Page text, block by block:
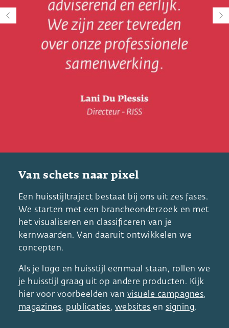
Van schets naar pixel
Een huisstijltraject bestaat bij ons uit zes fases.
We starten met een brancheonderzoek en met
het visualiseren en classificeren van je
kernwaarden. Van daaruit ontwikkelen we
concepten.
Als je logo en huisstijl eenmaal staan, rollen we
je huisstijl graag uit op andere producten. Kijk
hier voor voorbeelden van visuele campagnes,
magazines, publicaties, websites en signing.